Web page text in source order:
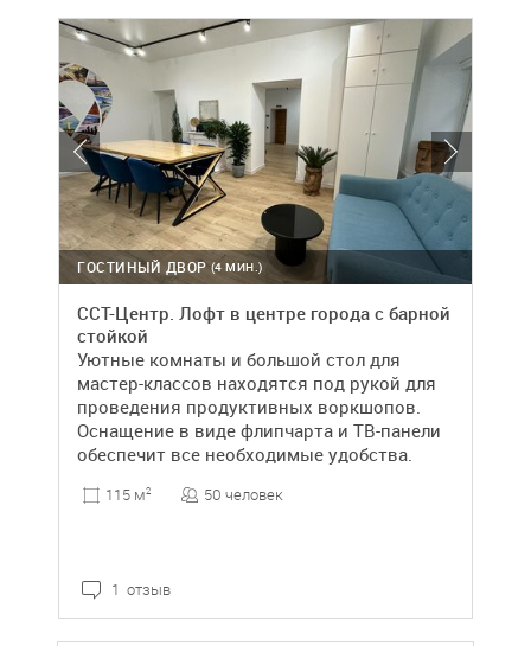
(4 МИН.)
ГОСТИНЫЙ ДВОР
ССТ-Центр. Лофт в центре города с барной
стойкой
Уютные комнаты и большой стол для
мастер-классов находятся под рукой для
проведения продуктивных воркшопов.
Оснащение в виде флипчарта и ТВ-панели
обеспечит все необходимые удобства.
115 м2 50 человек
1 отзыв